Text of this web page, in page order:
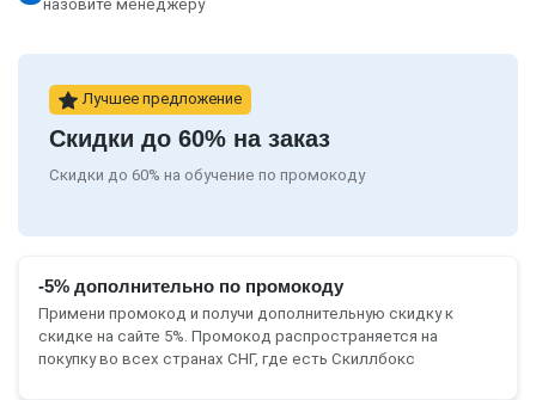
назовите менеджеру
Лучшее предложение
Скидки до 60% на заказ
Скидки до 60% на обучение по промокоду
-5% дополнительно по промокоду
Примени промокод и получи дополнительную скидку к
скидке на сайте 5%. Промокод распространяется на
покупку во всех странах СНГ, где есть Скиллбокс